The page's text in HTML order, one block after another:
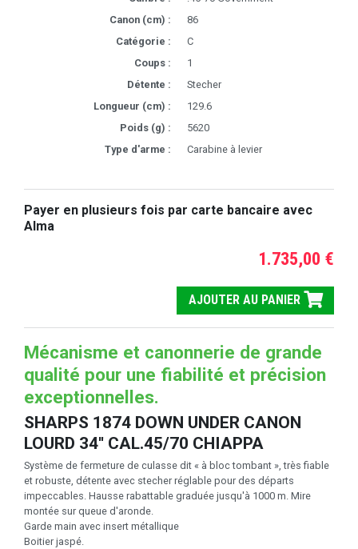
Canon (cm) :
86
Catégorie :
C
Coups :
1
Détente :
Stecher
Longueur (cm) :
129.6
Poids (g) :
5620
Type d'arme :
Carabine à levier
Payer en plusieurs fois par carte bancaire avec
Alma
1.735,00 €
AJOUTER AU PANIER
Mécanisme et canonnerie de grande
qualité pour une fiabilité et précision
exceptionnelles.
SHARPS 1874 DOWN UNDER CANON
LOURD 34'' CAL.45/70 CHIAPPA
Système de fermeture de culasse dit « à bloc tombant », très fiable
et robuste, détente avec stecher réglable pour des départs
impeccables. Hausse rabattable graduée jusqu'à 1000 m. Mire
montée sur queue d'aronde.
Garde main avec insert métallique
Boitier jaspé.